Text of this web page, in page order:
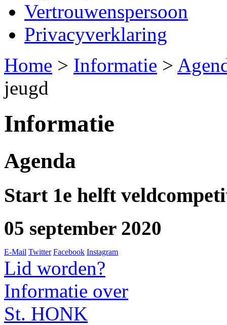
Vertrouwenspersoon
Privacyverklaring
Home > Informatie >
jeugd
Informatie
Agenda
Start 1e helft
05 september 2020
E-Mail Twitter Facebook Instagram
Lid worden?
Informatie over
St. HONK